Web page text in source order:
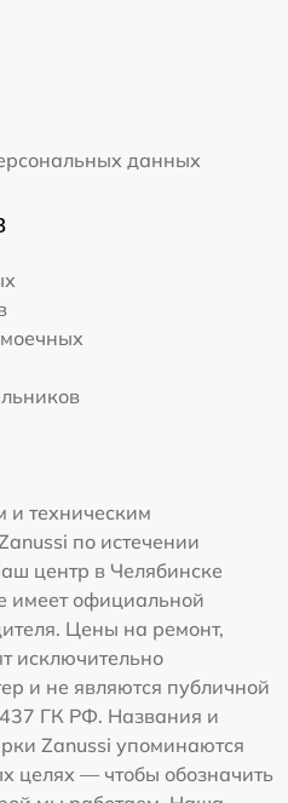
данных
техническим
по истечении
центр в Челябинске
имеет официальной
Цены на ремонт,
исключительно
и не являются публичной
437 ГК РФ. Названия и
Zanussi упоминаются
целях — чтобы обозначить